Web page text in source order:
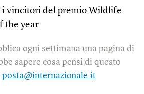
i vincitori del premio Wildlife
the year.
ogni settimana una pagina di
sapere cosa pensi di questo
posta@internazionale.it